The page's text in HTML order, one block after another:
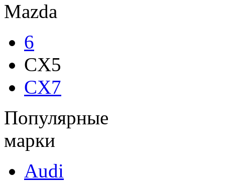
Mazda
6
CX5
CX7
Популярные
марки
Audi